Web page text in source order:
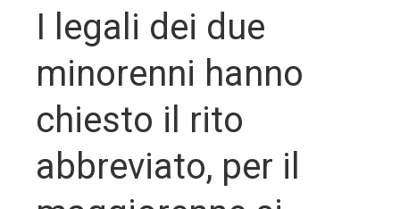
I legali dei due
minorenni hanno
chiesto il rito
abbreviato, per il